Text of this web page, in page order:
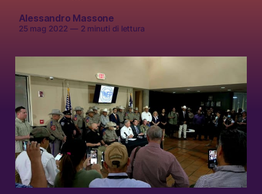
Alessandro Massone
25 mag 2022 — 2 minuti di lettura